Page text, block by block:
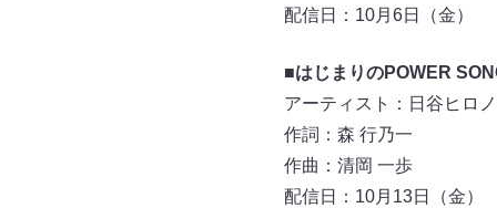
配信日：10月6日（金）
■はじまりのPOWER
アーティスト：日谷ヒロノ
作詞：森 行乃一
作曲：清岡 一歩
配信日：10月13日（金）